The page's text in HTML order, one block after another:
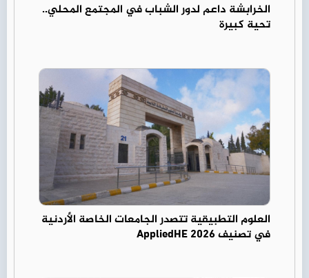
الخرابشة داعم لدور الشباب في المجتمع المحلي..
تحية كبيرة
العلوم التطبيقية تتصدر الجامعات الخاصة الأردنية
في تصنيف AppliedHE 2026